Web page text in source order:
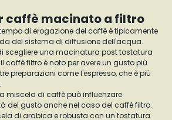
caffè macinato a filtro
di erogazione del caffè è tipicamente
del sistema di diffusione dell'acqua.
scegliere una macinatura post tostatura
caffè filtro è noto per avere un gusto più
preparazioni come l'espresso, che è più
miscela di caffè può influenzare
del gusto anche nel caso del caffè filtro.
di arabica e robusta con un tostatura